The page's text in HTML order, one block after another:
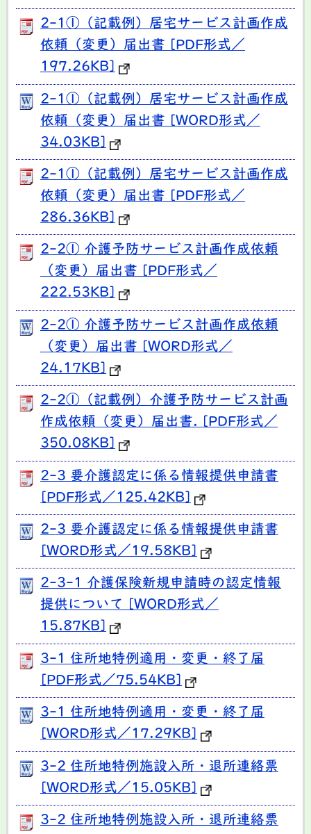
2-1①（記載例）居宅サービス計画作成
依頼（変更）届出書 [PDF形式／
197.26KB]
2-1①（記載例）居宅サービス計画作成
依頼（変更）届出書 [WORD形式／
34.03KB]
2-1①（記載例）居宅サービス計画作成
依頼（変更）届出書 [PDF形式／
286.36KB]
2-2① 介護予防サービス計画作成依頼
（変更）届出書 [PDF形式／
222.53KB]
2-2① 介護予防サービス計画作成依頼
（変更）届出書 [WORD形式／
24.17KB]
2-2①（記載例）介護予防サービス計画
作成依頼（変更）届出書. [PDF形式／
350.08KB]
2-3 要介護認定に係る情報提供申請書
[PDF形式／125.42KB]
2-3 要介護認定に係る情報提供申請書
[WORD形式／19.58KB]
2-3-1 介護保険新規申請時の認定情報
提供について [WORD形式／
15.87KB]
3-1 住所地特例適用・変更・終了届
[PDF形式／75.54KB]
3-1 住所地特例適用・変更・終了届
[WORD形式／17.29KB]
3-2 住所地特例施設入所・退所連絡票
[WORD形式／15.05KB]
3-2 住所地特例施設入所・退所連絡票